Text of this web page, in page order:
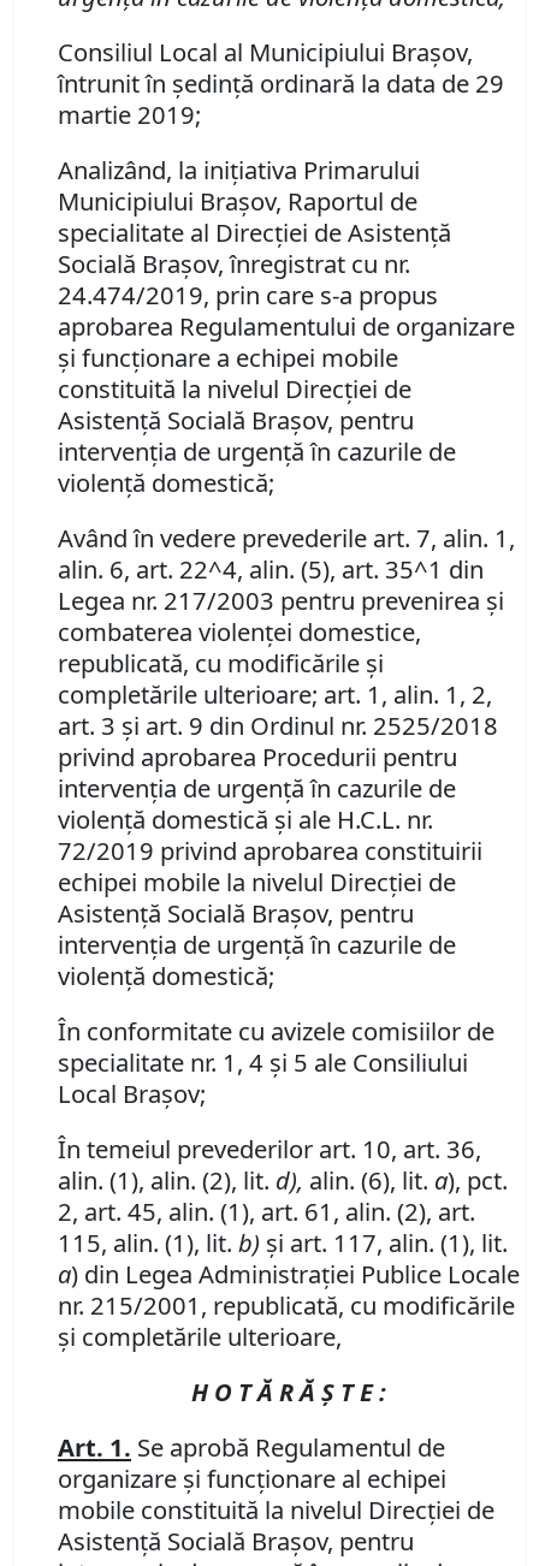
Consiliul Local al Municipiului Braşov,
întrunit în şedinţă ordinară la data de 29
martie 2019;
Analizând, la iniţiativa Primarului
Municipiului Braşov, Raportul de
specialitate al Direcţiei de Asistenţă
Socială Braşov, înregistrat cu nr.
24.474/2019, prin care s-a propus
aprobarea Regulamentului de organizare
şi funcţionare a echipei mobile
constituită la nivelul Direcţiei de
Asistenţă Socială Braşov, pentru
intervenţia de urgenţă în cazurile de
violenţă domestică;
Având în vedere prevederile art. 7, alin. 1,
alin. 6, art. 22^4, alin. (5), art. 35^1 din
Legea nr. 217/2003 pentru prevenirea şi
combaterea violenţei domestice,
republicată, cu modificările şi
completările ulterioare; art. 1, alin. 1, 2,
art. 3 şi art. 9 din Ordinul nr. 2525/2018
privind aprobarea Procedurii pentru
intervenţia de urgenţă în cazurile de
violenţă domestică şi ale H.C.L. nr.
72/2019 privind aprobarea constituirii
echipei mobile la nivelul Direcţiei de
Asistenţă Socială Braşov, pentru
intervenţia de urgenţă în cazurile de
violenţă domestică;
În conformitate cu avizele comisiilor de
specialitate nr. 1, 4 şi 5 ale Consiliului
Local Braşov;
În temeiul prevederilor art. 10, art. 36,
alin. (1), alin. (2), lit. d), alin. (6), lit. a), pct.
2, art. 45, alin. (1), art. 61, alin. (2), art.
115, alin. (1), lit. b) şi art. 117, alin. (1), lit.
a) din Legea Administraţiei Publice Locale
nr. 215/2001, republicată, cu modificările
şi completările ulterioare,
H O T Ă R Ă Ş T E :
Art. 1. Se aprobă Regulamentul de
organizare şi funcţionare al echipei
mobile constituită la nivelul Direcţiei de
Asistenţă Socială Braşov, pentru